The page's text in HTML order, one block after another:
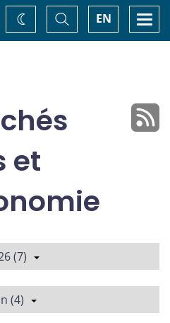
EN
Basculer
la
recherche
Changez
de
et
(7)
(4)